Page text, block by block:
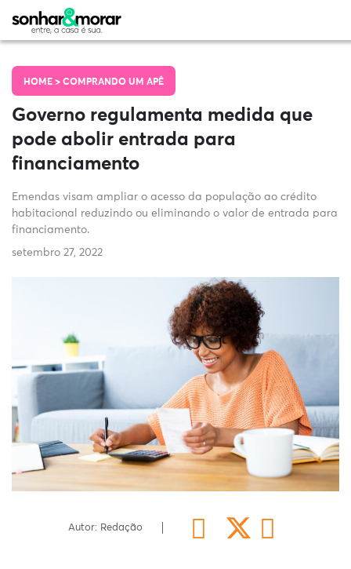
HOME > COMPRANDO UM APÊ
Governo regulamenta medida que
pode abolir entrada para
financiamento
Emendas visam ampliar o acesso da população ao crédito
habitacional reduzindo ou eliminando o valor de entrada para
financiamento.
setembro 27, 2022
Autor: Redação